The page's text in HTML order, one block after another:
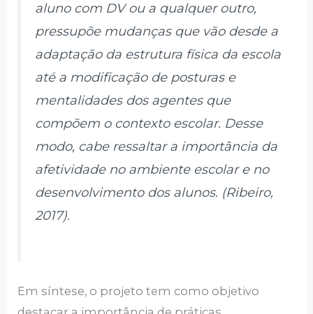
aluno com DV ou a qualquer outro,
pressupõe mudanças que vão desde a
adaptação da estrutura física da escola
até a modificação de posturas e
mentalidades dos agentes que
compõem o contexto escolar. Desse
modo, cabe ressaltar a importância da
afetividade no ambiente escolar e no
desenvolvimento dos alunos. (Ribeiro,
2017).
Em síntese, o projeto tem como objetivo